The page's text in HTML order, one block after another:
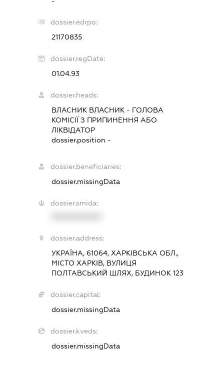
dossier.edrpo:
21170835
dossier.regDate:
01.04.93
dossier.heads:
ВЛАСНИК ВЛАСНИК - ГОЛОВА
КОМІСІЇ З ПРИПИНЕННЯ АБО
ЛІКВІДАТОР
dossier.position -
dossier.beneficiaries:
dossier.missingData
dossier.smida:
dossier.address:
УКРАЇНА, 61064, ХАРКІВСЬКА ОБЛ.,
МІСТО ХАРКІВ, ВУЛИЦЯ
ПОЛТАВСЬКИЙ ШЛЯХ, БУДИНОК 123
dossier.capital:
dossier.missingData
dossier.kveds:
dossier.missingData